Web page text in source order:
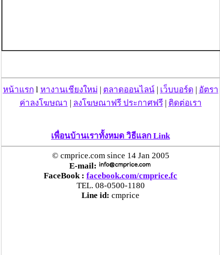
หน้าแรก l หางานเชียงใหม่ | ตลาดออนไลน์| เว็บบอร์ด | อัตรา
ค่าลงโฆษณา | ลงโฆษณาฟรี ประกาศฟรี| ติดต่อเรา
เพื่อนบ้านเราทั้งหมด วิธีแลก Link
© cmprice.com since 14 Jan 2005
E-mail:
FaceBook : facebook.com/cmprice.fc
TEL. 08-0500-1180
Line id: cmprice